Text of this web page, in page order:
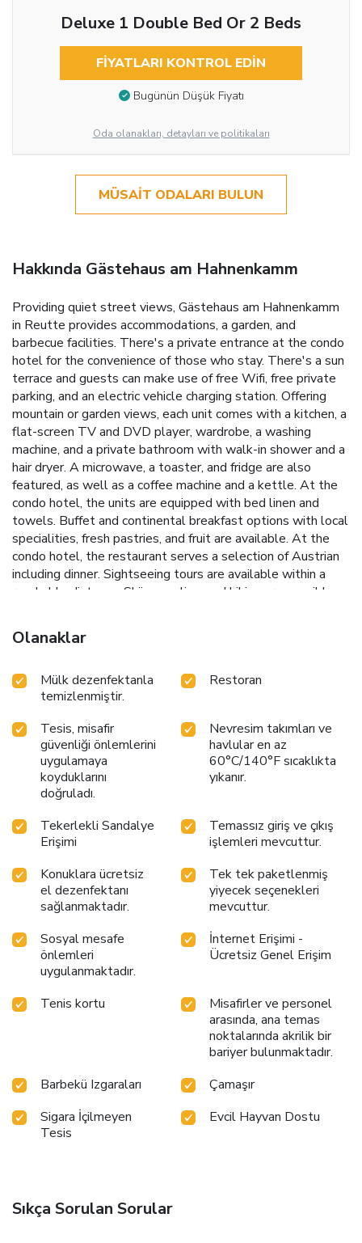
Deluxe 1 Double Bed Or 2 Beds
FIYATLARI KONTROL EDIN
Bugünün Düşük Fiyatı
Oda olanakları, detayları ve politikaları
MÜSAIT ODALARI BULUN
Hakkında Gästehaus am Hahnenkamm
Providing quiet street views, Gästehaus am Hahnenkamm
in Reutte provides accommodations, a garden, and
barbecue facilities. There's a private entrance at the condo
hotel for the convenience of those who stay. There's a sun
terrace and guests can make use of free Wifi, free private
parking, and an electric vehicle charging station. Offering
mountain or garden views, each unit comes with a kitchen, a
flat-screen TV and DVD player, wardrobe, a washing
machine, and a private bathroom with walk-in shower and a
hair dryer. A microwave, a toaster, and fridge are also
featured, as well as a coffee machine and a kettle. At the
condo hotel, the units are equipped with bed linen and
towels. Buffet and continental breakfast options with local
specialities, fresh pastries, and fruit are available. At the
condo hotel, the restaurant serves a selection of Austrian
including dinner. Sightseeing tours are available within a
reachable distance. Skiing, cycling, and hiking are possible
storage space. Train Station Reutte in Tyrol is 2.6 miles
from the accommodation, while Museum of Füssen is 11
Olanaklar
Mülk dezenfektanla
temizlenmiştir.
Restoran
Tesis, misafir
güvenliği önlemlerini
uygulamaya
koyduklarını
doğruladı.
Nevresim takımları ve
havlular en az
60°C/140°F sıcaklıkta
yıkanır.
Tekerlekli Sandalye
Erişimi
Temassız giriş ve çıkış
işlemleri mevcuttur.
Konuklara ücretsiz
el dezenfektanı
sağlanmaktadır.
Tek tek paketlenmiş
yiyecek seçenekleri
mevcuttur.
Sosyal mesafe
önlemleri
uygulanmaktadır.
İnternet Erişimi -
Ücretsiz Genel Erişim
Tenis kortu
Misafirler ve personel
arasında, ana temas
noktalarında akrilik bir
bariyer bulunmaktadır.
Barbekü Izgaraları
Çamaşır
Sigara İçilmeyen
Tesis
Evcil Hayvan Dostu
Sıkça Sorulan Sorular